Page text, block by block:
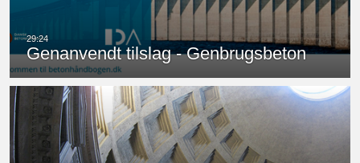
Genanvendt tilslag - Genbrugsbeton